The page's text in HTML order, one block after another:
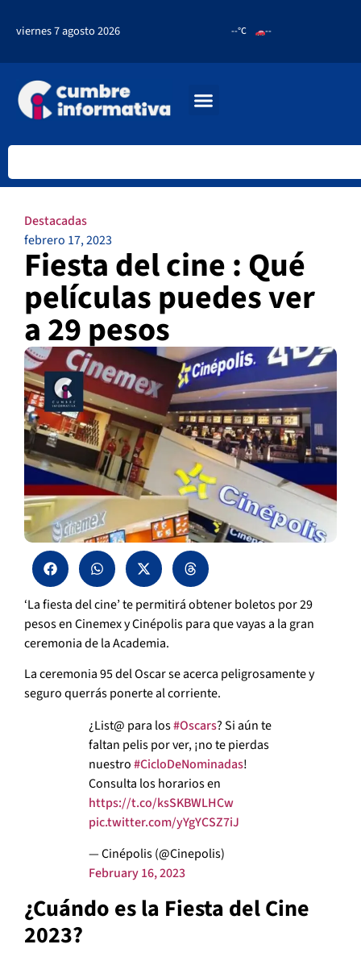
viernes 7 agosto 2026 --°C --
Destacadas
febrero 17, 2023
Fiesta del cine : Qué
películas puedes ver
a 29 pesos
‘La fiesta del cine’ te permitirá obtener boletos por 29
pesos en Cinemex y Cinépolis para que vayas a la gran
ceremonia de la Academia.
La ceremonia 95 del Oscar se acerca peligrosamente y
seguro querrás ponerte al corriente.
¿List@ para los#Oscars? Si aún te
faltan pelis por ver, ¡no te pierdas
nuestro#CicloDeNominadas!
Consulta los horarios en
https://t.co/ksSKBWLHCw
pic.twitter.com/yYgYCSZ7iJ
— Cinépolis (@Cinepolis)
February 16, 2023
¿Cuándo es la Fiesta del Cine
2023?